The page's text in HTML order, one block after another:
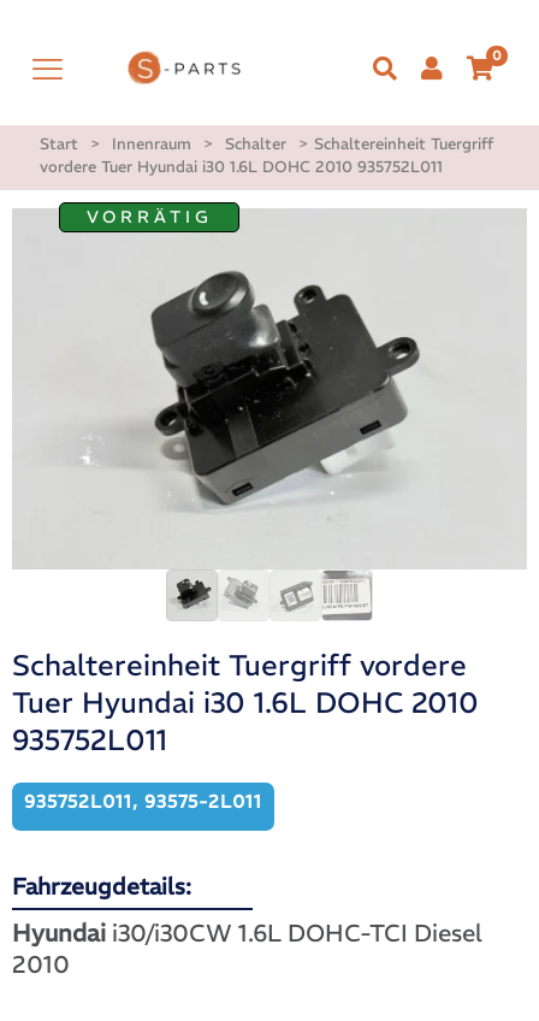
0
Start > Innenraum > Schalter > Schaltereinheit Tuergriff
vordere Tuer Hyundai i30 1.6L DOHC 2010 935752L011
VORRÄTIG
Schaltereinheit Tuergriff vordere
Tuer Hyundai i30 1.6L DOHC 2010
935752L011
935752L011, 93575-2L011
Fahrzeugdetails:
Hyundai i30/i30CW 1.6L DOHC-TCI Diesel
2010